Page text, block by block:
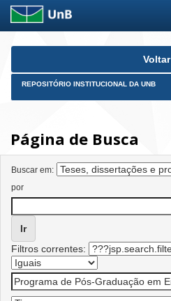
Skip
Voltar
REPOSITÓRIO INSTITUCIONAL DA UNB
Página de Busca
Buscar em:
por
Filtros correntes: